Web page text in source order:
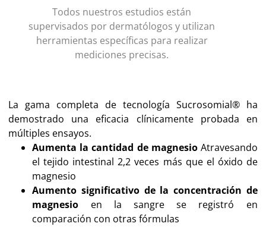
Todos nuestros estudios están
supervisados por dermatólogos y utilizan
herramientas específicas para realizar
mediciones precisas.
La gama completa de tecnología Sucrosomial® ha
demostrado una eficacia clínicamente probada en
múltiples ensayos.
Aumenta la cantidad de magnesioAtravesando
el tejido intestinal 2,2 veces más que el óxido de
magnesio
Aumento significativo de la concentración de
magnesio en la sangre se registró en
comparación con otras fórmulas